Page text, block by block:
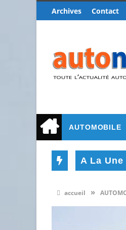
Archives Contact
AUTOMOBILE
A La Une
accueil »